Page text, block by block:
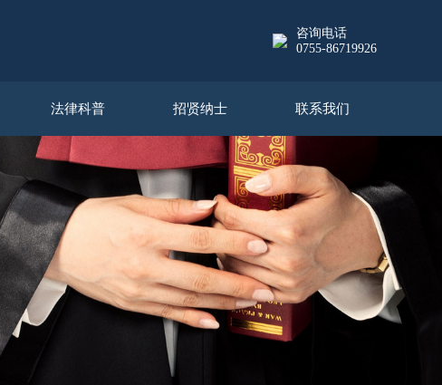
咨询电话
0755-86719926
法律科普 招贤纳士 联系我们